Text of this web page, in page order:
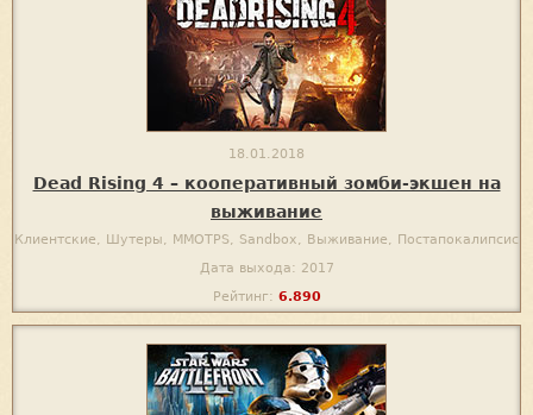
18.01.2018
Dead Rising 4 – кооперативный зомби-экшен на
выживание
Клиентские, Шутеры, MMOTPS, Sandbox, Выживание, Постапокалипсис
Дата выхода: 2017
Рейтинг: 6.890